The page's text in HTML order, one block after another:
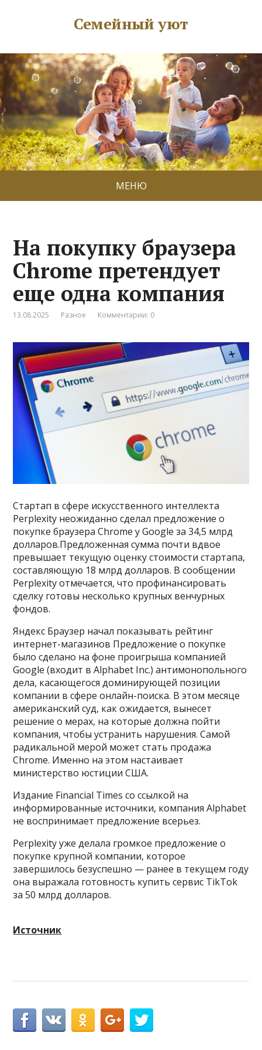
Семейный уют
МЕНЮ
На покупку браузера
Chrome претендует
еще одна компания
13.08.2025 Разное Комментарии: 0
Стартап в сфере искусственного интеллекта
Perplexity неожиданно сделал предложение о
покупке браузера Chrome у Google за 34,5 млрд
долларов.Предложенная сумма почти вдвое
превышает текущую оценку стоимости стартапа,
составляющую 18 млрд долларов. В сообщении
Perplexity отмечается, что профинансировать
сделку готовы несколько крупных венчурных
фондов.
Яндекс Браузер начал показывать рейтинг
интернет-магазинов Предложение о покупке
было сделано на фоне проигрыша компанией
Google (входит в Alphabet Inc.) антимонопольного
дела, касающегося доминирующей позиции
компании в сфере онлайн-поиска. В этом месяце
американский суд, как ожидается, вынесет
решение о мерах, на которые должна пойти
компания, чтобы устранить нарушения. Самой
радикальной мерой может стать продажа
Chrome. Именно на этом настаивает
министерство юстиции США.
Издание Financial Times со ссылкой на
информированные источники, компания Alphabet
не воспринимает предложение всерьез.
Perplexity уже делала громкое предложение о
покупке крупной компании, которое
завершилось безуспешно — ранее в текущем году
она выражала готовность купить сервис TikTok
за 50 млрд долларов.
Источник